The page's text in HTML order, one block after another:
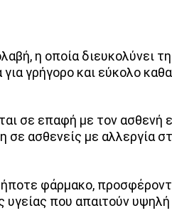
η οποία
γρήγορο και εύκολο
σε επαφή με τον
σε ασθενείς με αλλεργία
φάρμακο,
υγείας που απαιτούν